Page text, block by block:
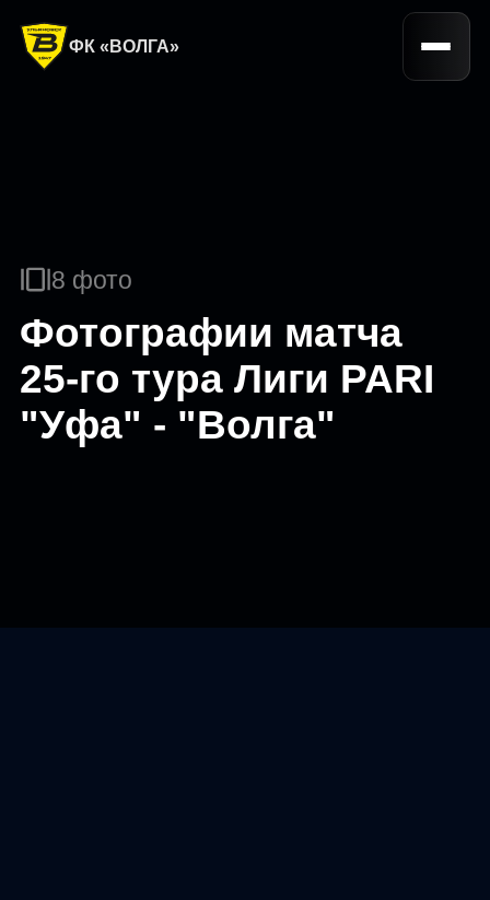
ФК «ВОЛГА»
8 фото
Фотографии матча
25-го тура Лиги PARI
"Уфа" - "Волга"